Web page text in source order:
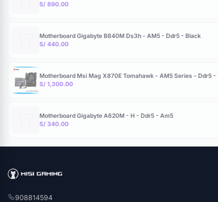
S/ 890.00
Motherboard Gigabyte B840M Ds3h - AM5 - Ddr5 - Black
S/ 440.00
Motherboard Msi Mag X870E Tomahawk - AM5 Series - Ddr5 -
S/ 1,300.00
Motherboard Gigabyte A620M - H - Ddr5 - Am5
S/ 340.00
908814594